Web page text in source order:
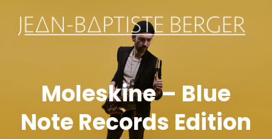
Moleskine – Blue
Note Records Edition